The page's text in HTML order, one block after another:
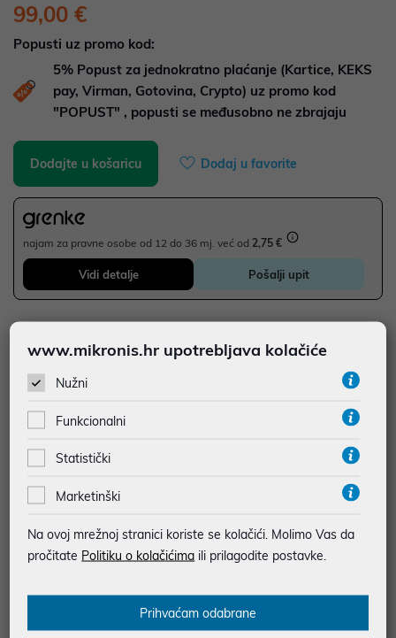
99,00 €
Popusti uz promo kod:
5% Popust za jednokratno plaćanje (Kartice, KEKS
pay, Virman, Gotovina, Crypto) uz promo kod
"POPUST" , popusti se međusobno ne zbrajaju
Dodajte u košaricu Dodaj u favorite
najam za pravne osobe od 12 do 36 mj. već od 2,75 €
Vidi detalje Pošalji upit
SIGURNA KUPOVINA
BESPLATNA DOSTAVA ZA NARUDŽBE IZNAD 66,36€
MOGUĆNOST PLAĆANJA NA RATE
Podaci uz artikle su prezentirani u dobroj namjeri. Mikronis d.o.o. ne
prilikom štampanja te promjene u dostupnosti i cijene. Slike artikala su
ilustrativne prirode te ne moraju u potpunosti odgovarati artiklima. Za sve
web-prodaja@mikronis.hr
www.mikronis.hr upotrebljava kolačiće
Nužni
Funkcionalni
Statistički
Marketinški
Na ovoj mrežnoj stranici koriste se kolačići. Molimo Vas da
pročitate Politiku o kolačićima ili prilagodite postavke.
Prihvaćam odabrane